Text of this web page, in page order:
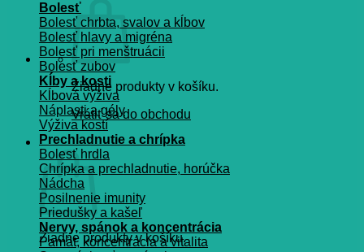
Žiadne produkty v košíku.
Vrátiť sa do obchodu
Košík
Žiadne produkty v košíku.
Bolesť
Bolesť chrbta, svalov a kĺbov
Bolesť hlavy a migréna
Bolesť pri menštruácii
Bolesť zubov
Kĺby a kosti
Kĺbová výživa
Náplasti a gély
Výživa kostí
Prechladnutie a chrípka
Bolesť hrdla
Chrípka a prechladnutie, horúčka
Nádcha
Posilnenie imunity
Priedušky a kašeľ
Nervy, spánok a koncentrácia
Pamät, koncentrácia a vitalita